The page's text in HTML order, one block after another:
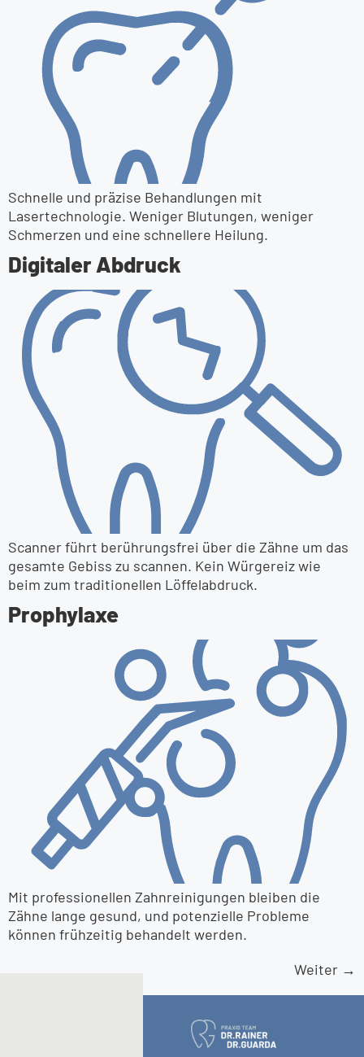
Schnelle und präzise Behandlungen mit
Lasertechnologie. Weniger Blutungen, weniger
Schmerzen und eine schnellere Heilung.
Digitaler Abdruck
Scanner führt berührungsfrei über die Zähne um das
gesamte Gebiss zu scannen. Kein Würgereiz wie
beim zum traditionellen Löffelabdruck.
Prophylaxe
Mit professionellen Zahnreinigungen bleiben die
Zähne lange gesund, und potenzielle Probleme
können frühzeitig behandelt werden.
Weiter →